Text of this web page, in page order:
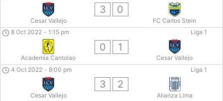
Cesar Vallejo
3 0
FC Carlos Stein
Liga 1
8 Oct 2022 - 1:15 pm
Academia Cantolao
0 1
Cesar Vallejo
Liga 1
4 Oct 2022 - 8:00 pm
Cesar Vallejo
3 2
Alianza Lima